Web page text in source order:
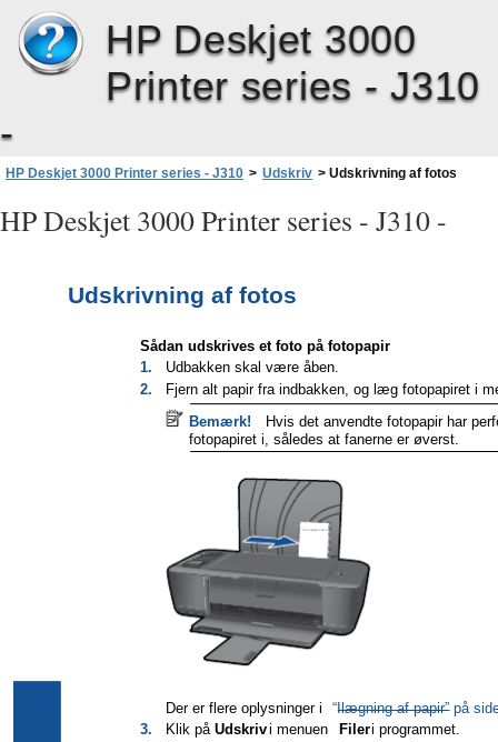
HP Deskjet 3000
Printer series - J310
-
HP Deskjet 3000 Printer series - J310 > Udskriv > Udskrivning af fotos
HP Deskjet 3000 Printer series - J310 -
Udskrivning af fotos
Sådan udskrives et foto på fotopapir
1.
Udbakken skal være åben.
2.
Fjern alt papir fra indbakken, og læg fotopapiret i
Bemærk!
Hvis det anvendte fotopapir har
fotopapiret i, således at fanerne er øverst.
Der er flere oplysninger i
“Ilægning af papir” på
3.
Klik på Udskrivi menuen Fileri programmet.